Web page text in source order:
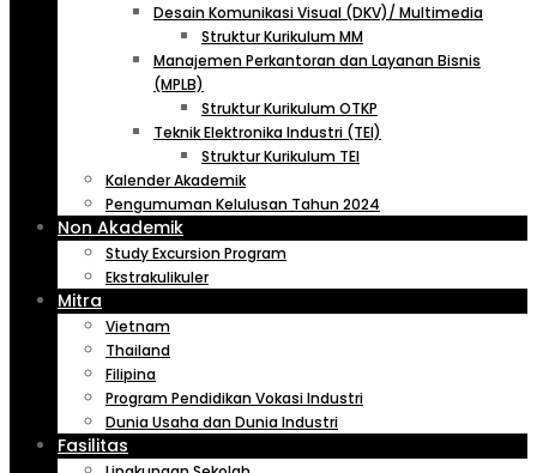
Desain Komunikasi Visual (DKV)/ Multimedia
Struktur Kurikulum MM
Manajemen Perkantoran dan Layanan Bisnis
(MPLB)
Struktur Kurikulum OTKP
Teknik Elektronika Industri (TEI)
Struktur Kurikulum TEI
Kalender Akademik
Pengumuman Kelulusan Tahun 2024
Non Akademik
Study Excursion Program
Ekstrakulikuler
Mitra
Vietnam
Thailand
Filipina
Program Pendidikan Vokasi Industri
Dunia Usaha dan Dunia Industri
Fasilitas